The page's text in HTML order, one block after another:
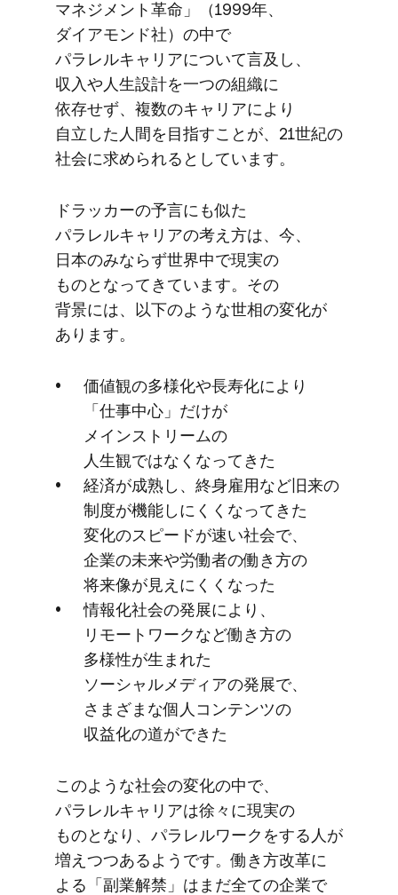
マネジメント革命」​（1999年、​
ダイアモンド社）の​中で​
パラレルキャリアに​ついて​言及し、​
収入や​人生設計を​一つの​組織に​
依存せず、​複数の​キャリアに​より​
自立した​人間を​目指すことが、​21世紀の​
社会に​求められると​しています。
ドラッカーの​予言にも​似た​
パラレルキャリアの​考え方は、​今、​
日本のみならず世界中で​現実の​
ものとなってきています。​その​
背景には、​以下のような​世相の​変化が​
あります。
価値観の​多様化や​長寿化に​より​
「仕事中心」だけが​
メインストリームの​
人生観ではなくなってきた
経済が​成熟し、​終身雇用など​旧来の​
制度が​機能しにくくなってきた​
変化の​スピードが​速い​社会で、​
企業の​未来や​労働者の​働き方の​
将来像が​見えに​くくなった
情報化社会の​発展に​より、​
リモートワークなど​働き方の​
多様性が​生まれた​
ソーシャルメディアの​発展で、​
さまざまな​個人コンテンツの​
収益化の​道が​できた
このような​社会の​変化の​中で、​
パラレルキャリアは​徐々に​現実の​
ものとなり、​パラレルワークを​する​人が​
増えつつあるようです。​働き方​改革に​
よる​「副業解禁」は​まだ​全ての​企業で​